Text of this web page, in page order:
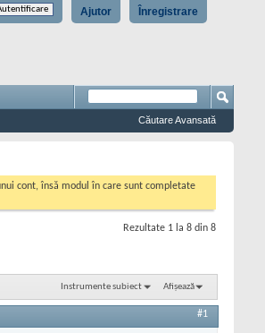
Înregistrare
Ajutor
Căutare Avansată
cont, însă modul în care sunt completate
Rezultate 1 la 8 din 8
Instrumente subiect Afișează
#1